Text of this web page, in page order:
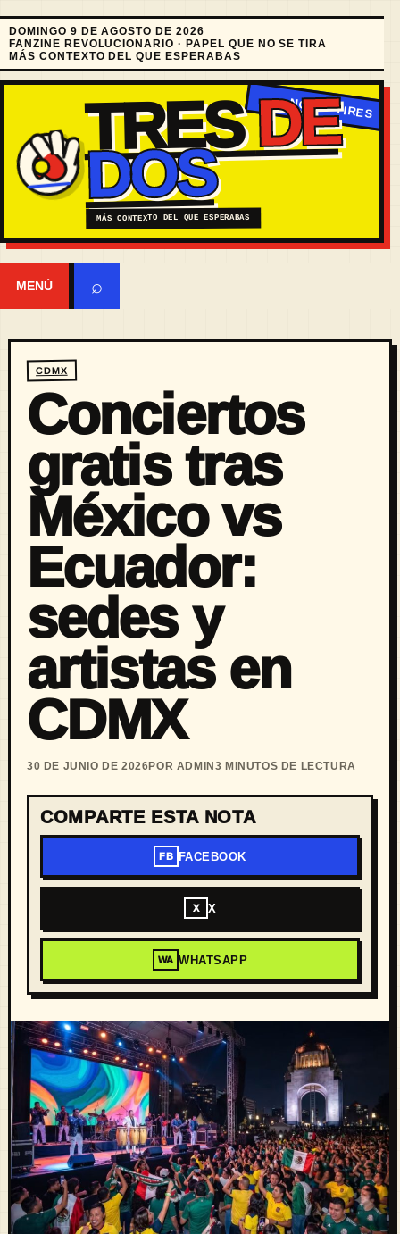
DOMINGO 9 DE AGOSTO DE 2026
FANZINE REVOLUCIONARIO · PAPEL QUE NO SE TIRA
MÁS CONTEXTO DEL QUE ESPERABAS
TRESDE
DOS
MÁS CONTEXTO DEL QUE ESPERABAS
MENÚ ⌕
CDMX
Conciertos
gratis tras
México vs
Ecuador:
sedes y
artistas en
CDMX
30 DE JUNIO DE 2026POR ADMIN 3 MINUTOS DE LECTURA
COMPARTE ESTA NOTA
FB FACEBOOK
X X
WA WHATSAPP